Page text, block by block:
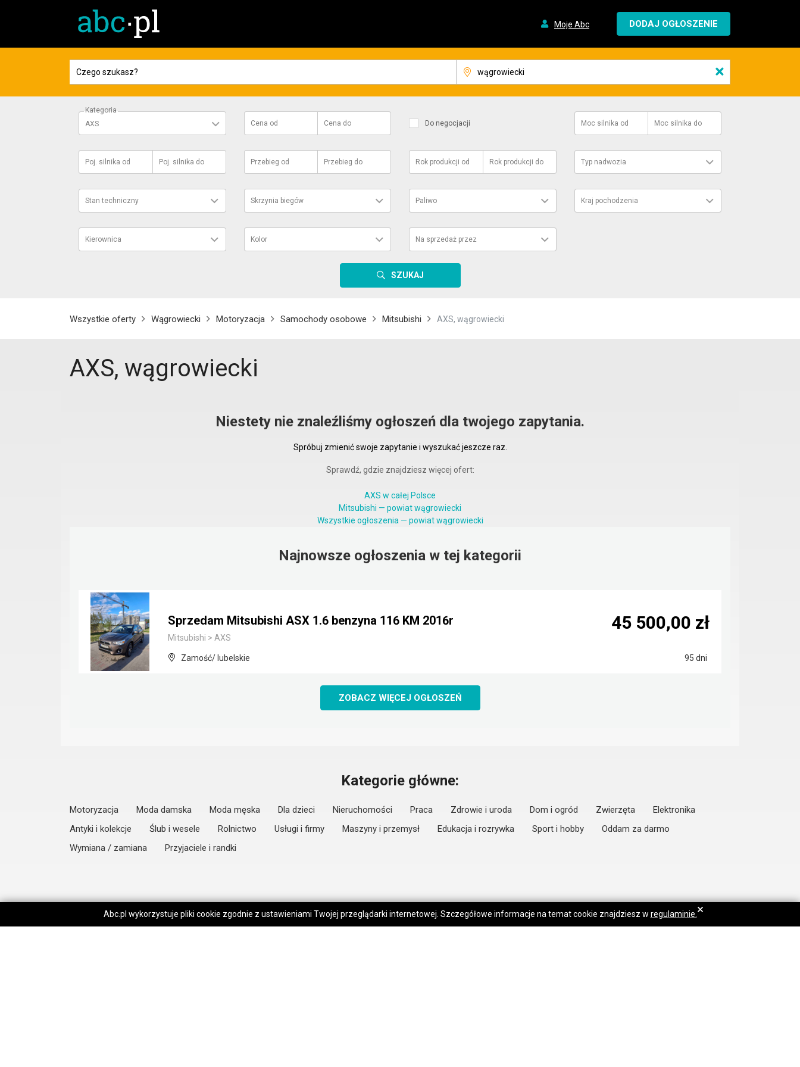
Moje Abc DODAJ OGŁOSZENIE
×
Kategoria
AXS
Cena od Cena do Do negocjacji Moc silnika od Moc silnika do
Poj. silnika od Poj. silnika do Przebieg od Przebieg do Rok produkcji od Rok produkcji do Typ nadwozia
Stan techniczny Skrzynia biegów Paliwo Kraj pochodzenia
Kierownica Kolor Na sprzedaż przez
SZUKAJ
Wszystkie oferty Wągrowiecki Motoryzacja Samochody osobowe Mitsubishi AXS, wągrowiecki
AXS, wągrowiecki
Niestety nie znaleźliśmy ogłoszeń dla twojego zapytania.
Spróbuj zmienić swoje zapytanie i wyszukać jeszcze raz.
Sprawdź, gdzie znajdziesz więcej ofert:
AXS w całej Polsce
Mitsubishi — powiat wągrowiecki
Wszystkie ogłoszenia — powiat wągrowiecki
Najnowsze ogłoszenia w tej kategorii
Sprzedam Mitsubishi ASX 1.6 benzyna 116 KM 2016r
Mitsubishi > AXS
Zamość/ lubelskie 95 dni
45 500,00 zł
ZOBACZ WIĘCEJ OGŁOSZEŃ
Kategorie główne:
Motoryzacja Moda damska Moda męska Dla dzieci Nieruchomości Praca Zdrowie i uroda Dom i ogród Zwierzęta
Elektronika
Antyki i kolekcje
Ślub i wesele Rolnictwo Usługi i firmy Maszyny i przemysł Edukacja i rozrywka Sport i hobby
Oddam za darmo
Wymiana / zamiana
Przyjaciele i randki
Abc.pl wykorzystuje pliki cookie zgodnie z ustawieniami Twojej przeglądarki internetowej. Szczegółowe informacje na temat cookie znajdziesz w regulaminie. ×